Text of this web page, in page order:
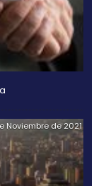
de
tres medidas
adelanto
(19 de junio, 3
del 19 por
julio, se